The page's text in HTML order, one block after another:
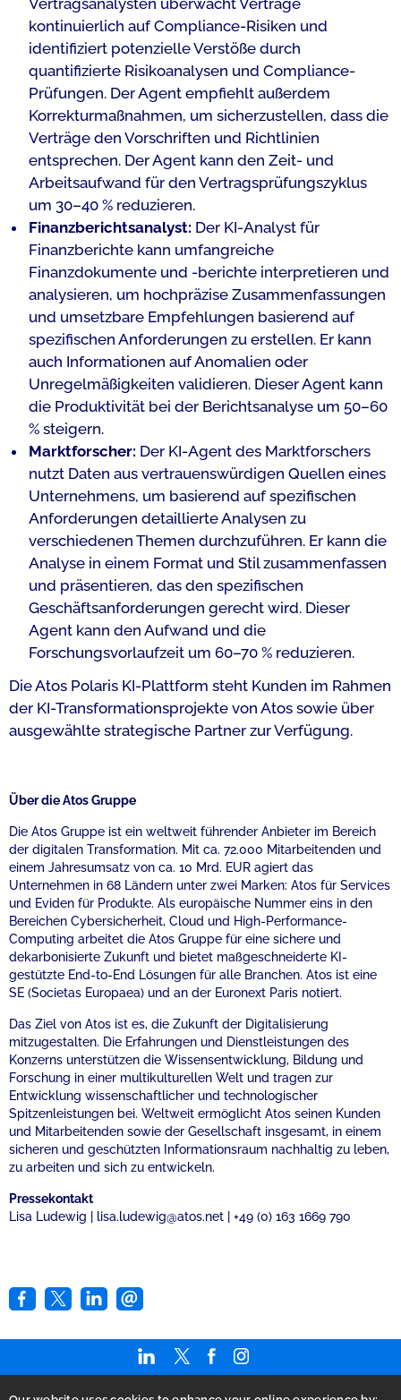
Vertragsanalysten überwacht Verträge
kontinuierlich auf Compliance-Risiken und
identifiziert potenzielle Verstöße durch
quantifizierte Risikoanalysen und Compliance-
Prüfungen. Der Agent empfiehlt außerdem
Korrekturmaßnahmen, um sicherzustellen, dass die
Verträge den Vorschriften und Richtlinien
entsprechen. Der Agent kann den Zeit- und
Arbeitsaufwand für den Vertragsprüfungszyklus
um 30–40 % reduzieren.
Finanzberichtsanalyst: Der KI-Analyst für
Finanzberichte kann umfangreiche
Finanzdokumente und -berichte interpretieren und
analysieren, um hochpräzise Zusammenfassungen
und umsetzbare Empfehlungen basierend auf
spezifischen Anforderungen zu erstellen. Er kann
auch Informationen auf Anomalien oder
Unregelmäßigkeiten validieren. Dieser Agent kann
die Produktivität bei der Berichtsanalyse um 50–60
% steigern.
Marktforscher: Der KI-Agent des Marktforschers
nutzt Daten aus vertrauenswürdigen Quellen eines
Unternehmens, um basierend auf spezifischen
Anforderungen detaillierte Analysen zu
verschiedenen Themen durchzuführen. Er kann die
Analyse in einem Format und Stil zusammenfassen
und präsentieren, das den spezifischen
Geschäftsanforderungen gerecht wird. Dieser
Agent kann den Aufwand und die
Forschungsvorlaufzeit um 60–70 % reduzieren.
Die Atos Polaris KI-Plattform steht Kunden im Rahmen
der KI-Transformationsprojekte von Atos sowie über
ausgewählte strategische Partner zur Verfügung.
Über die Atos Gruppe
Die Atos Gruppe ist ein weltweit führender Anbieter im Bereich
der digitalen Transformation. Mit ca. 72.000 Mitarbeitenden und
einem Jahresumsatz von ca. 10 Mrd. EUR agiert das
Unternehmen in 68 Ländern unter zwei Marken: Atos für Services
und Eviden für Produkte. Als europäische Nummer eins in den
Bereichen Cybersicherheit, Cloud und High-Performance-
Computing arbeitet die Atos Gruppe für eine sichere und
dekarbonisierte Zukunft und bietet maßgeschneiderte KI-
gestützte End-to-End Lösungen für alle Branchen. Atos ist eine
SE (Societas Europaea) und an der Euronext Paris notiert.
Das Ziel von Atos ist es, die Zukunft der Digitalisierung
mitzugestalten. Die Erfahrungen und Dienstleistungen des
Konzerns unterstützen die Wissensentwicklung, Bildung und
Forschung in einer multikulturellen Welt und tragen zur
Entwicklung wissenschaftlicher und technologischer
Spitzenleistungen bei. Weltweit ermöglicht Atos seinen Kunden
und Mitarbeitenden sowie der Gesellschaft insgesamt, in einem
sicheren und geschützten Informationsraum nachhaltig zu leben,
zu arbeiten und sich zu entwickeln.
Pressekontakt
Lisa Ludewig | lisa.ludewig@atos.net | +49 (0) 163 1669 790